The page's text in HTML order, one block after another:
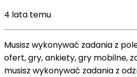
4 lata temu
Musisz wykonywać zadania z
ofert, gry, ankiety, gry mobilne,
musisz wykonywać zadania z